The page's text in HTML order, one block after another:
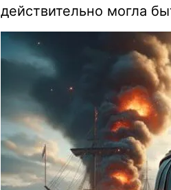
действительно могла